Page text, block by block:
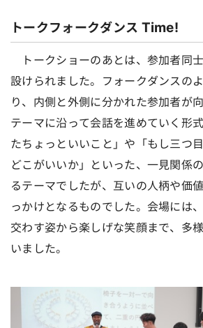
トークフォークダンス Time!
トークショーのあとは、参加者同
設けられました。フォークダンスの
り、内側と外側に分かれた参加者が
テーマに沿って会話を進めていく形
たちょっといいこと」や「もし三つ
どこがいいか」といった、一見関係
るテーマでしたが、互いの人柄や価
っかけとなるものでした。会場には
交わす姿から楽しげな笑顔まで、多
いました。